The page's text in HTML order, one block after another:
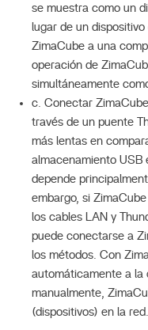
se muestra como un
lugar de un
ZimaCube a una
operación de
simultáneamente
c. Conectar
través de un puente
más lentas en
almacenamiento USB
depende
embargo, si
los cables LAN y
puede conectarse a
los métodos. Con
automáticamente a la
manualmente,
(dispositivos) en la red.